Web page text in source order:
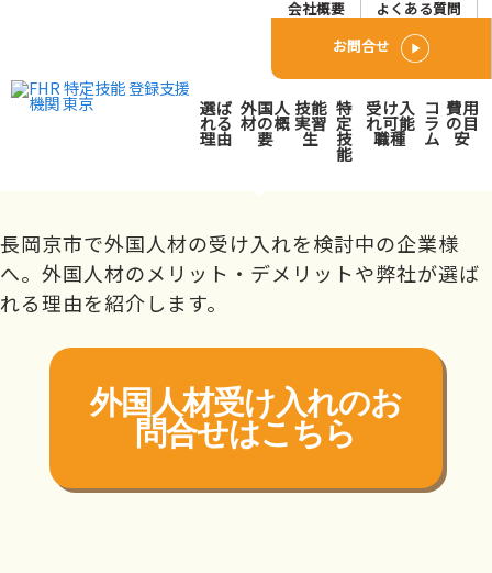
会社概要
よくある質問
お問合せ
選ば
れる
理由
外国人
材の概
要
技能
実習
生
特
定
技
能
受け入
れ可能
職種
コ
ラ
ム
費用
の目
安
長岡京市で外国人人材派
遣･紹介会社をお探しの方
長岡京市で外国人材の受け入れを検討中の企業様
へ。外国人材のメリット・デメリットや弊社が選ば
れる理由を紹介します。
外国人材受け入れのお
問合せはこちら